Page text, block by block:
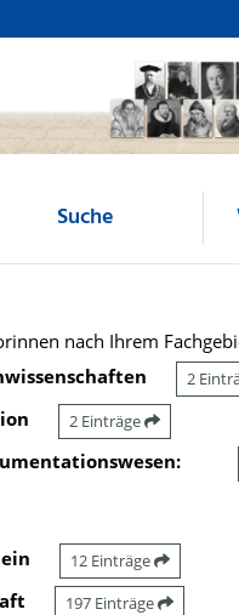
Suche
nach Ihrem
2
2 Einträge
12 Einträge
197 Einträge